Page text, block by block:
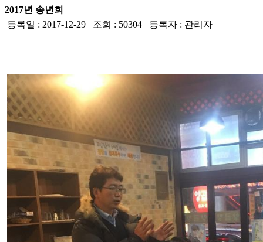
2017년 송년회
등록일 : 2017-12-29 조회 : 50304 등록자 : 관리자